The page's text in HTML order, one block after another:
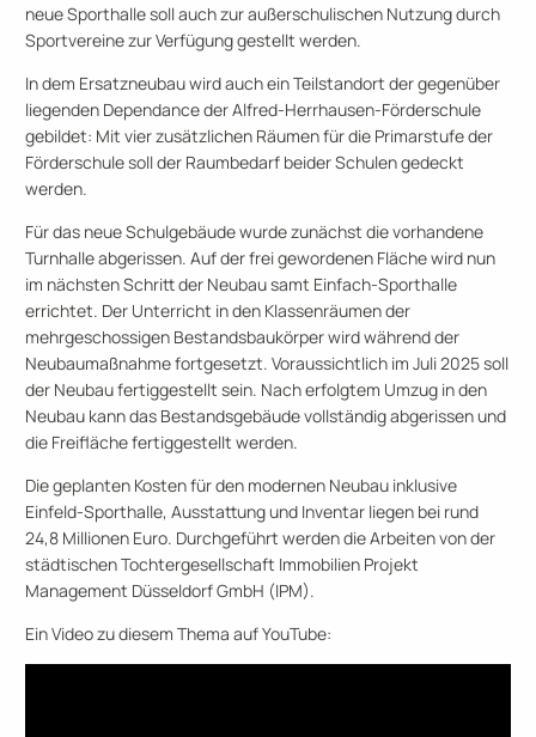
neue Sporthalle soll auch zur außerschulischen Nutzung durch
Sportvereine zur Verfügung gestellt werden.
In dem Ersatzneubau wird auch ein Teilstandort der gegenüber
liegenden Dependance der Alfred-Herrhausen-Förderschule
gebildet: Mit vier zusätzlichen Räumen für die Primarstufe der
Förderschule soll der Raumbedarf beider Schulen gedeckt
werden.
Für das neue Schulgebäude wurde zunächst die vorhandene
Turnhalle abgerissen. Auf der frei gewordenen Fläche wird nun
im nächsten Schritt der Neubau samt Einfach-Sporthalle
errichtet. Der Unterricht in den Klassenräumen der
mehrgeschossigen Bestandsbaukörper wird während der
Neubaumaßnahme fortgesetzt. Voraussichtlich im Juli 2025 soll
der Neubau fertiggestellt sein. Nach erfolgtem Umzug in den
Neubau kann das Bestandsgebäude vollständig abgerissen und
die Freifläche fertiggestellt werden.
Die geplanten Kosten für den modernen Neubau inklusive
Einfeld-Sporthalle, Ausstattung und Inventar liegen bei rund
24,8 Millionen Euro. Durchgeführt werden die Arbeiten von der
städtischen Tochtergesellschaft Immobilien Projekt
Management Düsseldorf GmbH (IPM).
Ein Video zu diesem Thema auf YouTube: